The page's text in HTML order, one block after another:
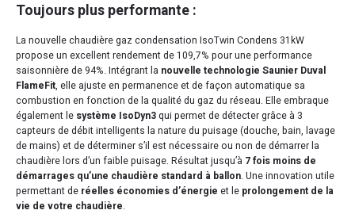
Toujours plus performante :
La nouvelle chaudière gaz condensation IsoTwin Condens 31kW
propose un excellent rendement de 109,7% pour une performance
saisonnière de 94%. Intégrant la nouvelle technologie Saunier Duval
FlameFit, elle ajuste en permanence et de façon automatique sa
combustion en fonction de la qualité du gaz du réseau. Elle embraque
également le système IsoDyn3qui permet de détecter grâce à 3
capteurs de débit intelligents la nature du puisage (douche, bain, lavage
de mains) et de déterminer s’il est nécessaire ou non de démarrer la
chaudière lors d’un faible puisage. Résultat jusqu’à 7 fois moins de
démarrages qu’une chaudière standard à ballon. Une innovation utile
permettant de réelles économies d’énergie et le prolongement de la
vie de votre chaudière.